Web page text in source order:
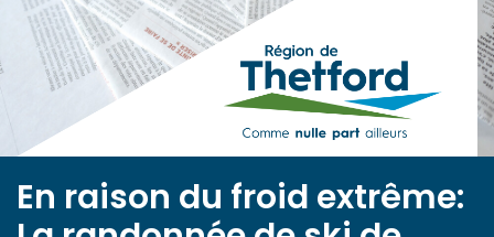
En raison du froid extrême: